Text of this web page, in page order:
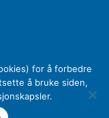
for å forbedre
å bruke siden,